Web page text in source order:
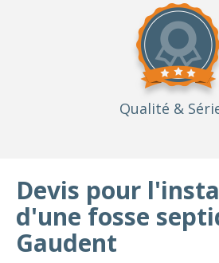
Qualité &
Devis pour
d'une fosse
Gaudent